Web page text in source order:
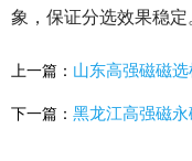
象，保证分选效果稳定
上一篇： 山东高强磁磁选
下一篇： 黑龙江高强磁